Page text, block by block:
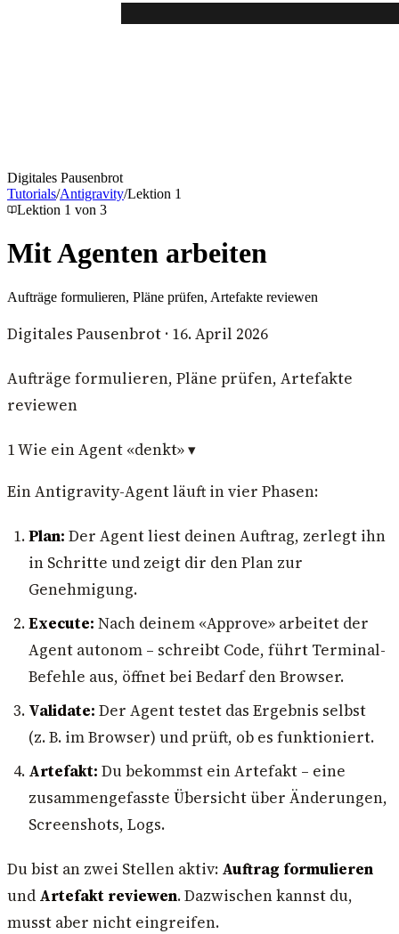
Digitales Pausenbrot
Tutorials/Antigravity/Lektion 1
Lektion 1 von 3
Mit Agenten arbeiten
Aufträge formulieren, Pläne prüfen, Artefakte reviewen
Digitales Pausenbrot · 16. April 2026
Aufträge formulieren, Pläne prüfen, Artefakte
reviewen
1Wie ein Agent «denkt»▾
Ein Antigravity-Agent läuft in vier Phasen:
Plan: Der Agent liest deinen Auftrag, zerlegt ihn
in Schritte und zeigt dir den Plan zur
Genehmigung.
Execute: Nach deinem «Approve» arbeitet der
Agent autonom – schreibt Code, führt Terminal-
Befehle aus, öffnet bei Bedarf den Browser.
Validate: Der Agent testet das Ergebnis selbst
(z. B. im Browser) und prüft, ob es funktioniert.
Artefakt: Du bekommst ein Artefakt – eine
zusammengefasste Übersicht über Änderungen,
Screenshots, Logs.
Du bist an zwei Stellen aktiv: Auftrag formulieren
und Artefakt reviewen. Dazwischen kannst du,
musst aber nicht eingreifen.